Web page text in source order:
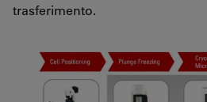
trasferimento.